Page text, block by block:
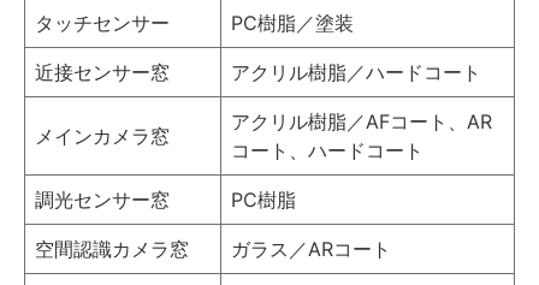
タッチセンサー PC樹脂／塗装
近接センサー窓 アクリル樹脂／ハードコート
メインカメラ窓
アクリル樹脂／AFコート、AR
コート、ハードコート
調光センサー窓 PC樹脂
空間認識カメラ窓 ガラス／ARコート